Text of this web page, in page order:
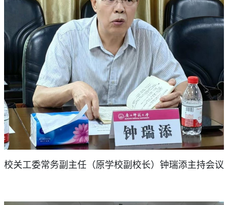
校关工委常务副主任（原学校副校长）钟瑞添主持会议